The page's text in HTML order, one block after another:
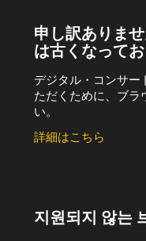
申し訳ありま
は古くなって
デジタル・コンサー
ただくために、ブラ
い。
詳細はこちら
지원되지 않는